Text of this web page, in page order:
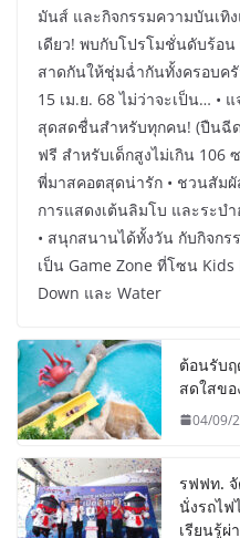
มันส์ และกิจกรรมความบันเทิ
เดียว! พบกับโปรโมชั่นดับร้อ
สาดกันให้ชุ่มฉ่ำกันทั้งครอบค
15 เม.ย. 68 ไม่ว่าจะเป็น…
สุดสดชื่นสำหรับทุกคน! (ปืนฉี
ฟรี สำหรับเด็กสูงไม่เกิน 106
พี่มาสคอตสุดน่ารัก • ชวนสัม
การแสดงเต้นลิมโบ และระบ
• สนุกสนานได้ทั้งวัน กับกิจกร
เป็น Game Zone ที่โซน
Down และ Water
ต้อนรับ
สดใสขอ
04/09/
รฟฟท. จั
นั่งรถไฟ
เรียนรู้ผ่